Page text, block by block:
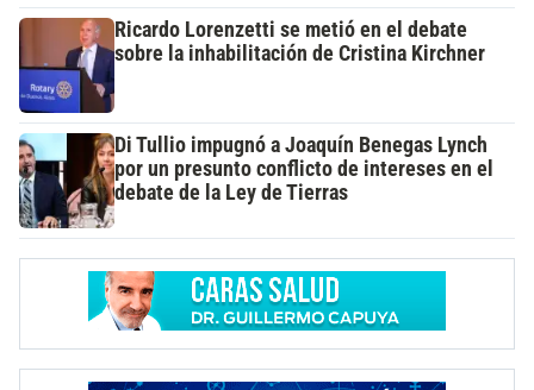
Ricardo Lorenzetti se metió en el debate
sobre la inhabilitación de Cristina Kirchner
Di Tullio impugnó a Joaquín Benegas Lynch
por un presunto conflicto de intereses en el
debate de la Ley de Tierras